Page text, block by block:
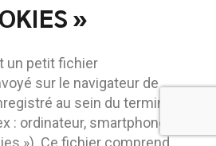
»
un petit fichier
sur le navigateur de
au sein du terminal
: ordinateur, smartphone),
»). Ce fichier comprend